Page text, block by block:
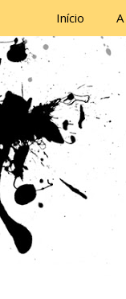
Início